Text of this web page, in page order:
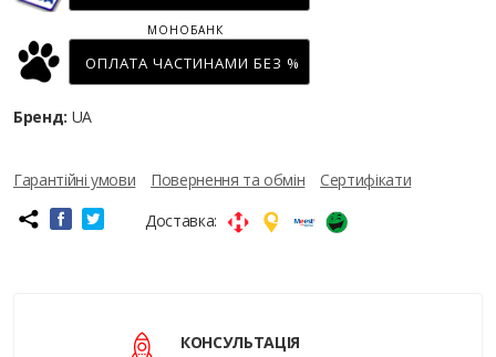
ОПЛАТА ЧАСТИНАМИ БЕЗ %
МОНОБАНК
Бренд: UA
Гарантійні умови Повернення та обмін
Сертифікати
Доставка:
КОНСУЛЬТАЦІЯ